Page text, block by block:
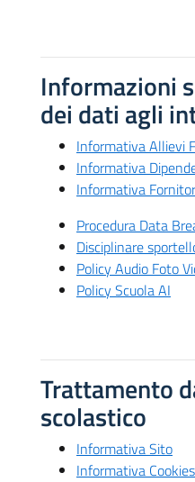
Informazioni
dei dati agli
Informativa Allievi
Informativa
Informativa
Procedura Data
Disciplinare
Policy Audio Foto
Policy Scuola AI
Trattamento
scolastico
Informativa Sito
Informativa Cookies